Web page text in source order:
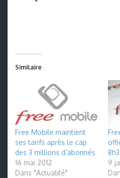
Similaire
Free Mobile maintient
ses tarifs après le cap
des 3 millions d’abonnés
16 mai 2012
Dans "Actualité"
9